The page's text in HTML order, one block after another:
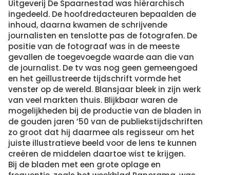
Uitgeverij De Spaarnestad was hiërarchisch
ingedeeld. De hoofdredacteuren bepaalden de
inhoud, daarna kwamen de schrijvende
journalisten en tenslotte pas de fotografen. De
positie van de fotograaf was in de meeste
gevallen de toegevoegde waarde aan die van
de journalist. De tv was nog geen gemeengoed
en het geïllustreerde tijdschrift vormde het
venster op de wereld. Blansjaar bleek in zijn werk
van veel markten thuis. Blijkbaar waren de
mogelijkheden bij de productie van de bladen in
de gouden jaren ’50 van de publiekstijdschriften
zo groot dat hij daarmee als regisseur om het
juiste illustratieve beeld voor de lens te kunnen
creëren de middelen daartoe wist te krijgen.
Bij de bladen met een grote oplage en